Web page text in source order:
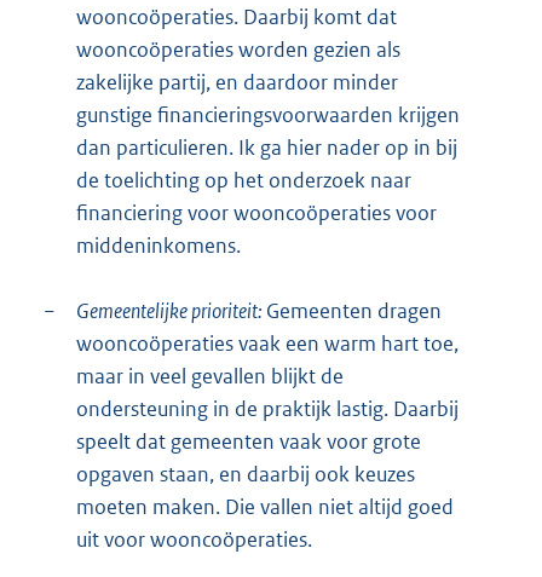
wooncoöperaties. Daarbij komt dat
wooncoöperaties worden gezien als
zakelijke partij, en daardoor minder
gunstige financieringsvoorwaarden krijgen
dan particulieren. Ik ga hier nader op in bij
de toelichting op het onderzoek naar
financiering voor wooncoöperaties voor
middeninkomens.
− Gemeentelijke prioriteit: Gemeenten dragen
wooncoöperaties vaak een warm hart toe,
maar in veel gevallen blijkt de
ondersteuning in de praktijk lastig. Daarbij
speelt dat gemeenten vaak voor grote
opgaven staan, en daarbij ook keuzes
moeten maken. Die vallen niet altijd goed
uit voor wooncoöperaties.